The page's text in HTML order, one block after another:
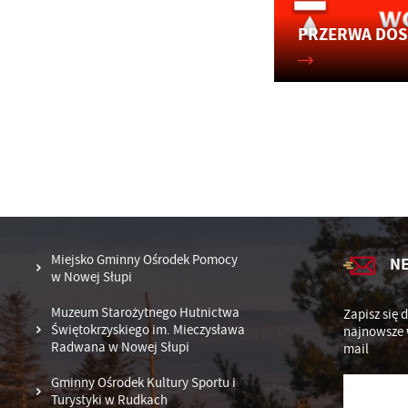
PRZERWA
Miejsko Gminny Ośrodek Pomocy
w Nowej Słupi
Muzeum Starożytnego Hutnictwa
Świętokrzyskiego im. Mieczysława
Radwana w Nowej Słupi
Gminny Ośrodek Kultury Sportu i
Turystyki w Rudkach
Zapisz się
najnowsze
mail